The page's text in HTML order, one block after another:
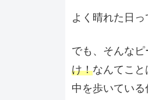
よく晴れた日
でも、そんなピ
け！なんてこ
中を歩いている